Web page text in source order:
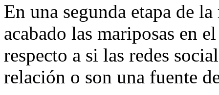
En una segunda etapa de
acabado las mariposas en
respecto a si las redes
relación o son una fuente